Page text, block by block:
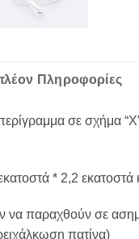
Πληροφορίες
σε σχήμα
* 2,2 εκατοστά
να παραχθούν σε
πατίνα)